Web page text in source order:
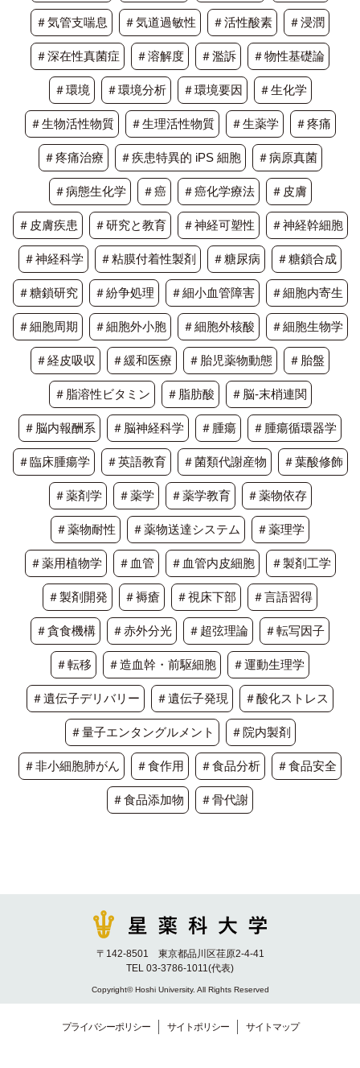
＃気管支喘息 ＃気道過敏性 ＃活性酸素 ＃浸潤
＃深在性真菌症 ＃溶解度 ＃濫訴 ＃物性基礎論
＃環境 ＃環境分析 ＃環境要因 ＃生化学
＃生物活性物質 ＃生理活性物質 ＃生薬学 ＃疼痛
＃疼痛治療 ＃疾患特異的 iPS 細胞 ＃病原真菌
＃病態生化学 ＃癌 ＃癌化学療法 ＃皮膚
＃皮膚疾患 ＃研究と教育 ＃神経可塑性 ＃神経幹細胞
＃神経科学 ＃粘膜付着性製剤 ＃糖尿病 ＃糖鎖合成
＃糖鎖研究 ＃紛争処理 ＃細小血管障害 ＃細胞内寄生
＃細胞周期 ＃細胞外小胞 ＃細胞外核酸 ＃細胞生物学
＃経皮吸収 ＃緩和医療 ＃胎児薬物動態 ＃胎盤
＃脂溶性ビタミン ＃脂肪酸 ＃脳-末梢連関
＃脳内報酬系 ＃脳神経科学 ＃腫瘍 ＃腫瘍循環器学
＃臨床腫瘍学 ＃英語教育 ＃菌類代謝産物 ＃葉酸修飾
＃薬剤学 ＃薬学 ＃薬学教育 ＃薬物依存
＃薬物耐性 ＃薬物送達システム ＃薬理学
＃薬用植物学 ＃血管 ＃血管内皮細胞 ＃製剤工学
＃製剤開発 ＃褥瘡 ＃視床下部 ＃言語習得
＃貪食機構 ＃赤外分光 ＃超弦理論 ＃転写因子
＃転移 ＃造血幹・前駆細胞 ＃運動生理学
＃遺伝子デリバリー ＃遺伝子発現 ＃酸化ストレス
＃量子エンタングルメント ＃院内製剤
＃非小細胞肺がん ＃食作用 ＃食品分析 ＃食品安全
＃食品添加物 ＃骨代謝
〒142-8501 東京都品川区荏原2-4-41
TEL 03-3786-1011(代表)
Copyright© Hoshi University. All Rights Reserved
プライバシーポリシー サイトポリシー サイトマップ